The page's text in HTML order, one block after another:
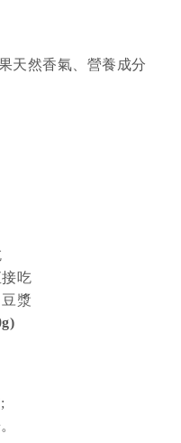
天然香氣、營養成分
吃
漿
;